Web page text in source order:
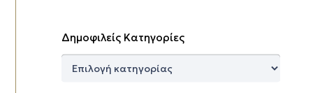
Δημοφιλείς Κατηγορίες
Δημοφιλείς